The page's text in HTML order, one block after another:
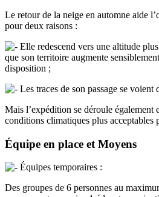
Le retour de la neige en automne aide
pour deux raisons :
Elle redescend vers une altitude
que son territoire augmente
disposition ;
Les traces de son passage se voient
Mais l’expédition se déroule également
conditions climatiques plus acceptables
Équipe en place et Moyens
Équipes temporaires :
Des groupes de 6 personnes au